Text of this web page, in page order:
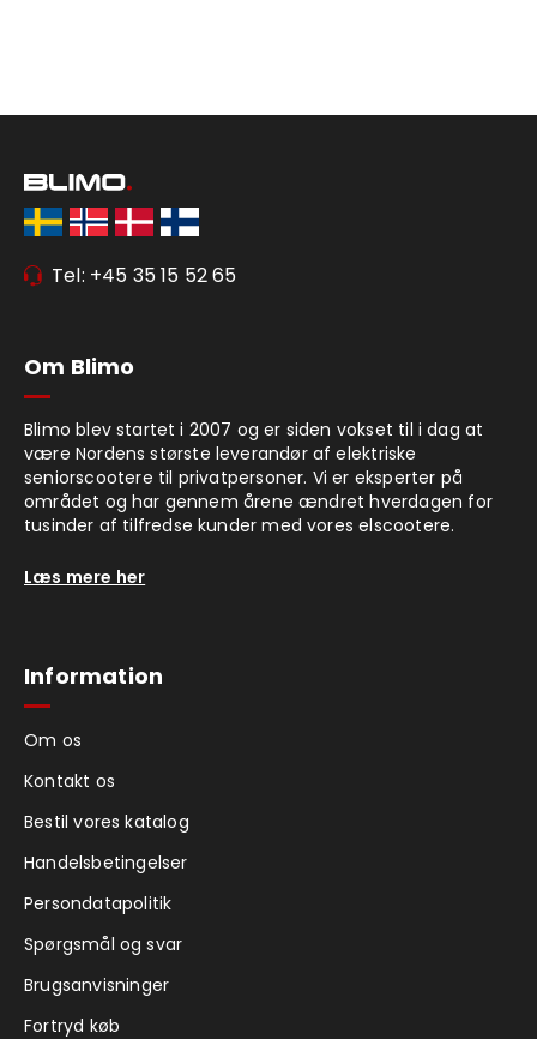
Tel: +45 35 15 52 65
Om Blimo
Blimo blev startet i 2007 og er siden vokset til i dag at
være Nordens største leverandør af elektriske
seniorscootere til privatpersoner. Vi er eksperter på
området og har gennem årene ændret hverdagen for
tusinder af tilfredse kunder med vores elscootere.
Læs mere her
Information
Om os
Kontakt os
Bestil vores katalog
Handelsbetingelser
Persondatapolitik
Spørgsmål og svar
Brugsanvisninger
Fortryd køb